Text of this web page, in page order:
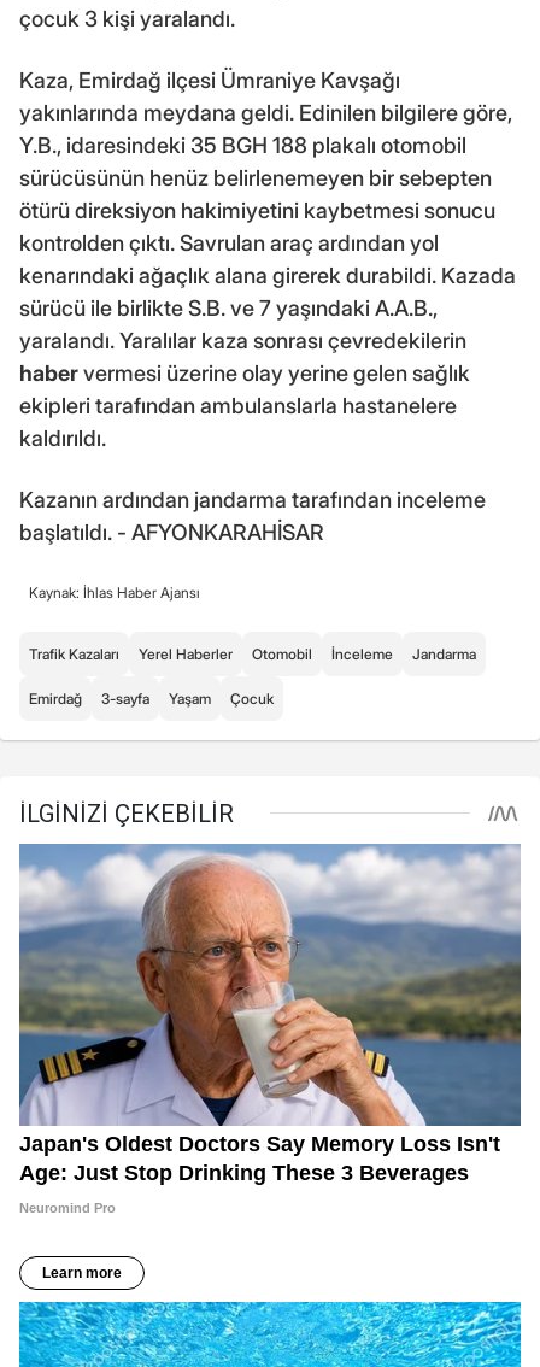
çocuk 3 kişi yaralandı.
Kaza, Emirdağ ilçesi Ümraniye Kavşağı
yakınlarında meydana geldi. Edinilen bilgilere göre,
Y.B., idaresindeki 35 BGH 188 plakalı otomobil
sürücüsünün henüz belirlenemeyen bir sebepten
ötürü direksiyon hakimiyetini kaybetmesi sonucu
kontrolden çıktı. Savrulan araç ardından yol
kenarındaki ağaçlık alana girerek durabildi. Kazada
sürücü ile birlikte S.B. ve 7 yaşındaki A.A.B.,
yaralandı. Yaralılar kaza sonrası çevredekilerin
habervermesi üzerine olay yerine gelen sağlık
ekipleri tarafından ambulanslarla hastanelere
kaldırıldı.
Kazanın ardından jandarma tarafından inceleme
başlatıldı. - AFYONKARAHİSAR
Kaynak: İhlas Haber Ajansı
Trafik Kazaları Yerel Haberler Otomobil İnceleme Jandarma
Emirdağ 3-sayfa Yaşam Çocuk